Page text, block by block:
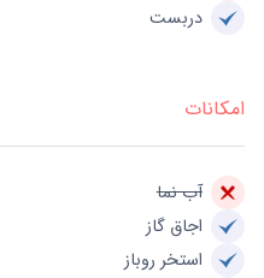
دربست
امکانات
آب نما
اجاق گاز
استخر روباز